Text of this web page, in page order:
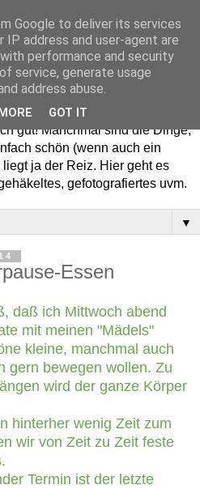
Einfach und schön -
gut! Manchmal sind die Dinge,
schön (wenn auch ein
ja der Reiz. Hier geht es
gefotografiertes uvm.
▼
Essen
daß ich Mittwoch abend
mit meinen "Mädels"
kleine, manchmal auch
gern bewegen wollen. Zu
wird der ganze Körper
hinterher wenig Zeit zum
wir von Zeit zu Zeit feste
Termin ist der letzte
Google to deliver its services
IP address and user-agent are
performance and security
service, generate usage
address abuse.
GOT IT